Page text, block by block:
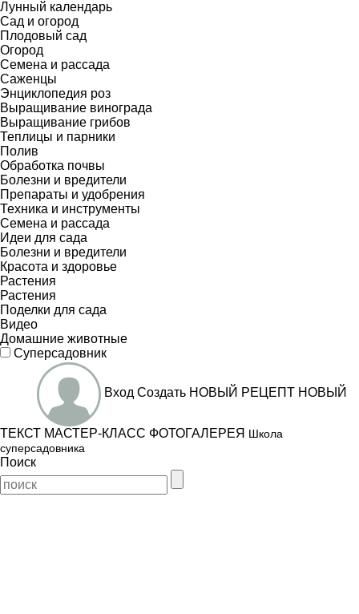
Лунный календарь
Сад и огород
Плодовый сад
Огород
Семена и рассада
Саженцы
Энциклопедия роз
Выращивание винограда
Выращивание грибов
Теплицы и парники
Полив
Обработка почвы
Болезни и вредители
Препараты и удобрения
Техника и инструменты
Семена и рассада
Идеи для сада
Болезни и вредители
Красота и здоровье
Растения
Растения
Поделки для сада
Видео
Домашние животные
Суперсадовник
Вход Создать НОВЫЙ РЕЦЕПТ НОВЫЙ
ТЕКСТ МАСТЕР-КЛАСС ФОТОГАЛЕРЕЯ Школа
суперсадовника
Поиск